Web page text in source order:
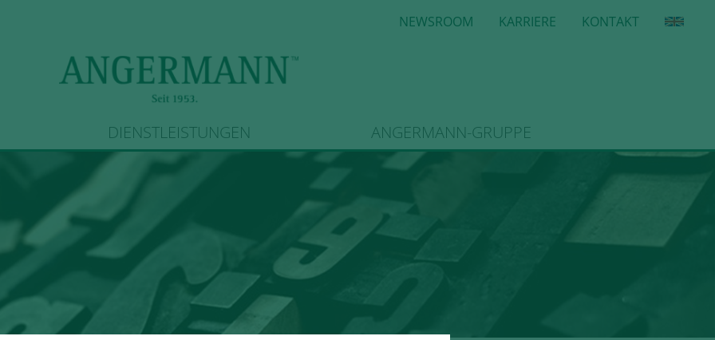
NEWSROOM KARRIERE KONTAKT
DIENSTLEISTUNGEN ANGERMANN-GRUPPE